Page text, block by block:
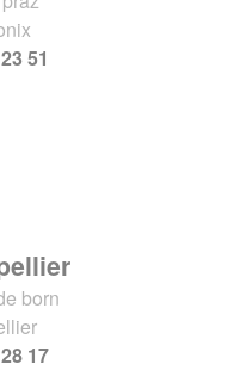
51
born
17